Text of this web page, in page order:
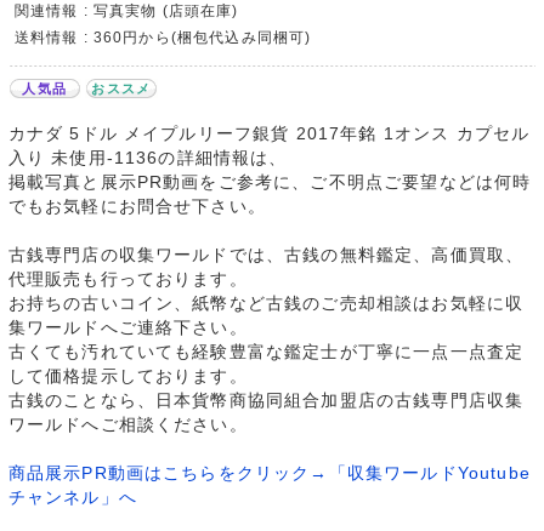
関連情報 : 写真実物 (店頭在庫)
送料情報 : 360円から(梱包代込み同梱可)
人気品 おススメ
カナダ 5ドル メイプルリーフ銀貨 2017年銘 1オンス カプセル
入り 未使用-1136の詳細情報は、
掲載写真と展示PR動画をご参考に、ご不明点ご要望などは何時
でもお気軽にお問合せ下さい。
古銭専門店の収集ワールドでは、古銭の無料鑑定、高価買取、
代理販売も行っております。
お持ちの古いコイン、紙幣など古銭のご売却相談はお気軽に収
集ワールドへご連絡下さい。
古くても汚れていても経験豊富な鑑定士が丁寧に一点一点査定
して価格提示しております。
古銭のことなら、日本貨幣商協同組合加盟店の古銭専門店収集
ワールドへご相談ください。
商品展示PR動画はこちらをクリック→「収集ワールドYoutube
チャンネル」へ